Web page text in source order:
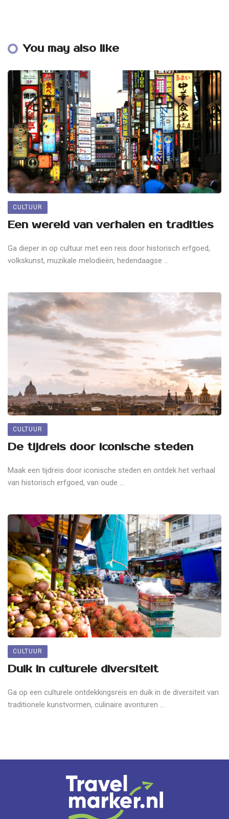
You may also like
CULTUUR
Een wereld van verhalen en tradities
Ga dieper in op cultuur met een reis door historisch erfgoed,
volkskunst, muzikale melodieën, hedendaagse ...
CULTUUR
De tijdreis door iconische steden
Maak een tijdreis door iconische steden en ontdek het verhaal
van historisch erfgoed, van oude ...
CULTUUR
Duik in culturele diversiteit
Ga op een culturele ontdekkingsreis en duik in de diversiteit van
traditionele kunstvormen, culinaire avonturen ...